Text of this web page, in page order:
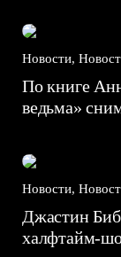
Новости,
По книге
ведьма»
Новости,
Джастин
халфтайм-